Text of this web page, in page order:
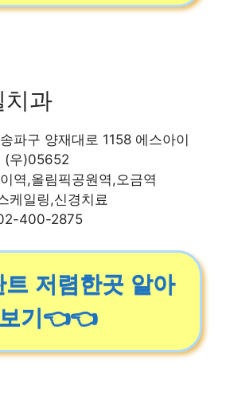
치과
파구 양재대로 1158 에스아이
(우)05652
역,올림픽공원역,오금역
케일링,신경치료
400-2875
트 저렴한곳 알아
보기👈👈